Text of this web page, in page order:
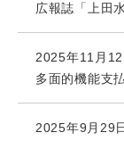
広報誌「上田
2025年11月
多面的機能支
2025年9月29